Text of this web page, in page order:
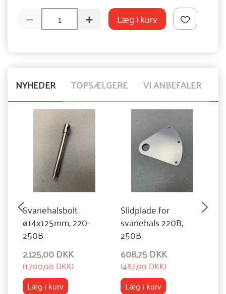
Læg i kurv
NYHEDER TOPSÆLGERE VI ANBEFALER
Svanehalsbolt
ø14x125mm, 220-
250B
2.125,00 DKK
(1.700,00 DKK)
Læg i kurv
Slidplade for
svanehals 220B,
250B
608,75 DKK
(487,00 DKK)
Læg i kurv